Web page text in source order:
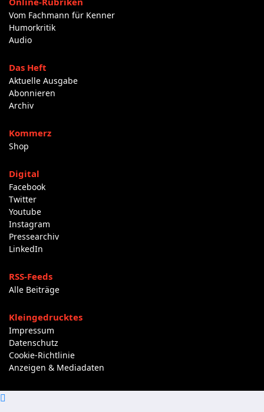
Vom Fachmann für Kenner
Humorkritik
Audio
Das Heft
Aktuelle Ausgabe
Abonnieren
Archiv
Kommerz
Shop
Digital
Facebook
Twitter
Youtube
Instagram
Pressearchiv
LinkedIn
RSS-Feeds
Alle Beiträge
Kleingedrucktes
Impressum
Datenschutz
Cookie-Richtlinie
Anzeigen & Mediadaten